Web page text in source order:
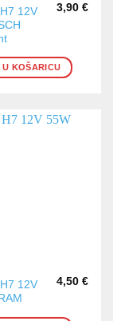
12V
3,90 €
KOŠARICU
12V
4,50 €